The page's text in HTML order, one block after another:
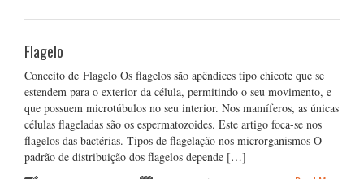
Flagelo
Conceito de Flagelo Os flagelos são apêndices tipo chicote que se
estendem para o exterior da célula, permitindo o seu movimento, e
que possuem microtúbulos no seu interior. Nos mamíferos, as únicas
células flageladas são os espermatozoides. Este artigo foca-se nos
flagelos das bactérias. Tipos de flagelação nos microrganismos O
padrão de distribuição dos flagelos depende […]